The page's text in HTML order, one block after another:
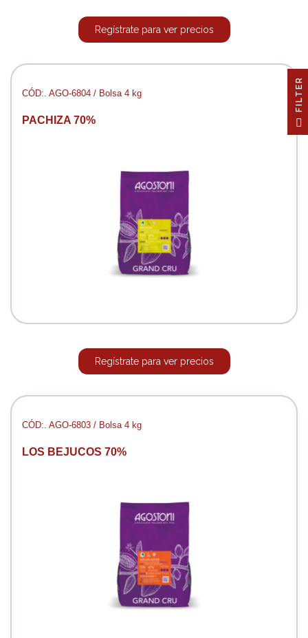
Regístrate para ver precios
CÓD:. AGO-6804 / Bolsa 4 kg
PACHIZA 70%
Regístrate para ver precios
CÓD:. AGO-6803 / Bolsa 4 kg
LOS BEJUCOS 70%
R